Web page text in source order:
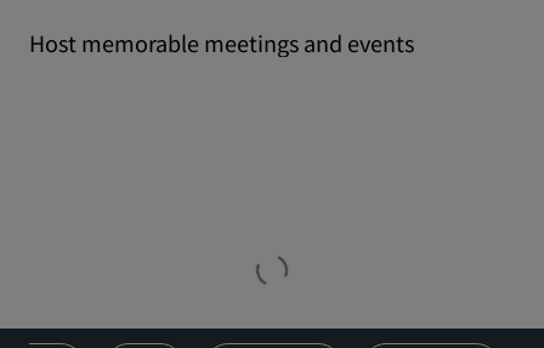
Host memorable meetings and events